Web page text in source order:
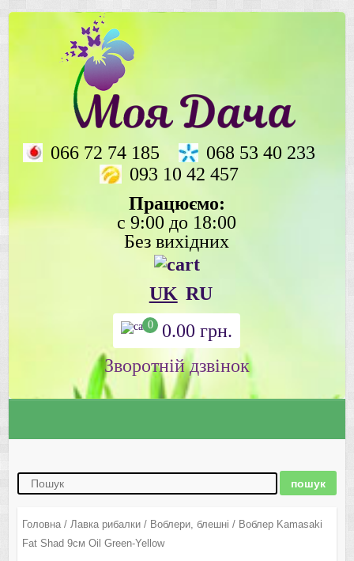
066 72 74 185
068 53 40 233
093 10 42 457
Працюємо:
с 9:00 до 18:00
Без вихідних
UK RU
0 0.00грн.
Зворотній дзвінок
Головна/ Лавка рибалки/ Воблери, блешні / Воблер Kamasaki
Fat Shad 9см Oil Green-Yellow